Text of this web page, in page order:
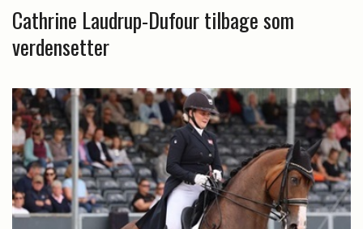
Cathrine Laudrup-Dufour tilbage som
verdensetter